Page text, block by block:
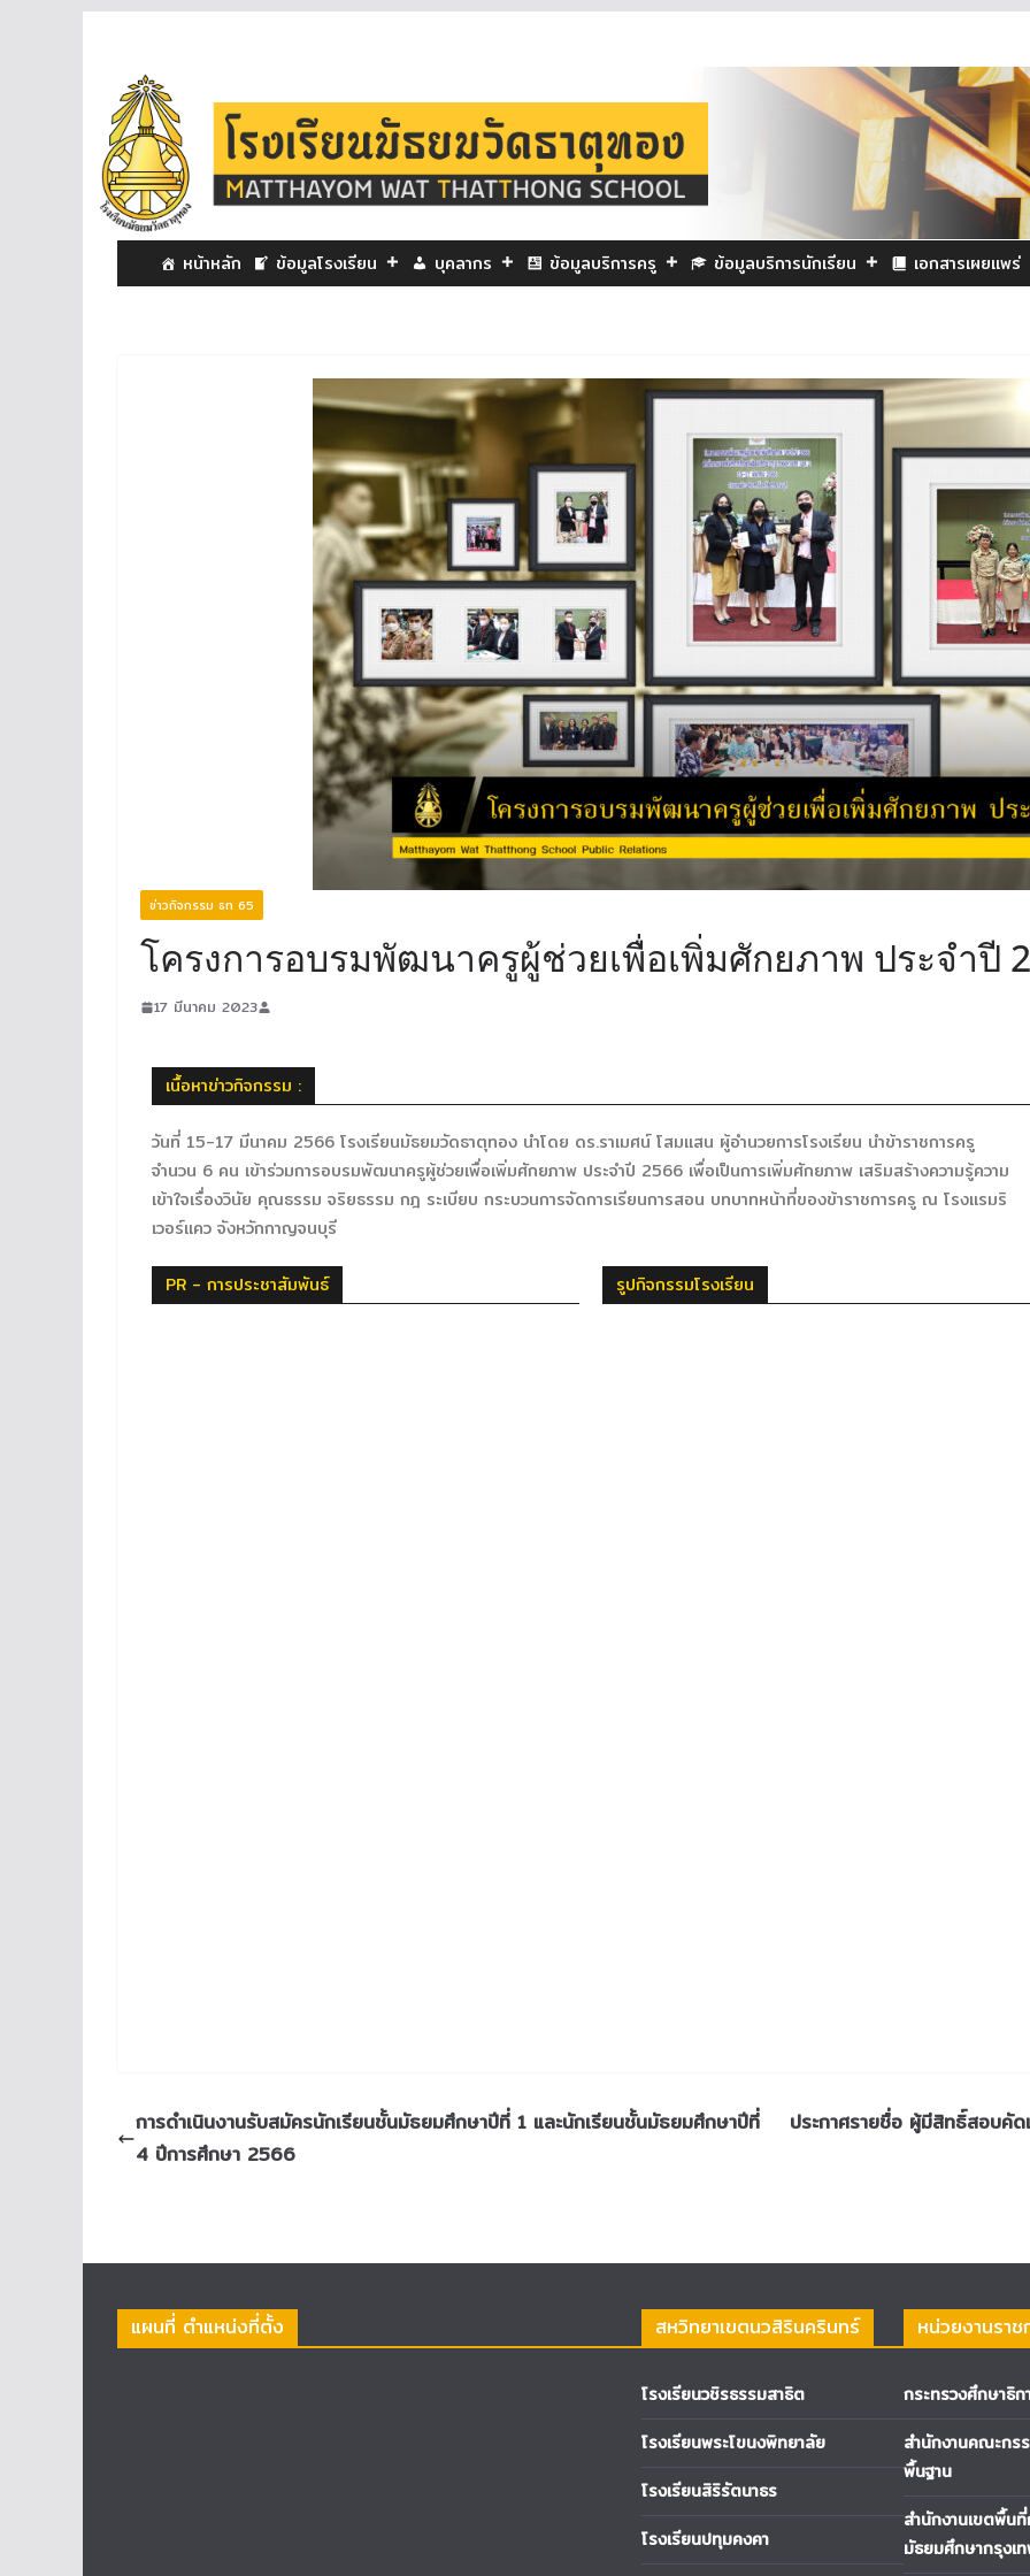
หน้าหลัก ข้อมูลโรงเรียน บุคลากร ข้อมูลบริการครู ข้อมูลบริการนักเรียน เอกสารเผยแพร่
ข่าวกิจกรรม ธท 65
โครงการอบรมพัฒนาครูผู้ช่วยเพื่อเพิ่มศักยภาพ ประจำปี
17 มีนาคม 2023
เนื้อหาข่าวกิจกรรม :
วันที่ 15-17 มีนาคม 2566 โรงเรียนมัธยมวัดธาตุทอง นำโดย ดร.ราเมศน์ โสมแสน ผู้อำนวยการโรงเรียน นำข้าราชการครู
จำนวน 6 คน เข้าร่วมการอบรมพัฒนาครูผู้ช่วยเพื่อเพิ่มศักยภาพ ประจำปี 2566 เพื่อเป็นการเพิ่มศักยภาพ เสริมสร้างความรู้ความ
เข้าใจเรื่องวินัย คุณธรรม จริยธรรม กฎ ระเบียบ กระบวนการจัดการเรียนการสอน บทบาทหน้าที่ของข้าราชการครู ณ โรงแรมริ
เวอร์แคว จังหวักกาญจนบุรี
PR - การประชาสัมพันธ์ รูปกิจกรรมโรงเรียน
การดำเนินงานรับสมัครนักเรียนชั้นมัธยมศึกษาปีที่ 1 และนักเรียนชั้นมัธยมศึกษาปีที่
4 ปีการศึกษา 2566
ประกาศรายชื่อ ผู้มีสิทธิ์สอบคั
แผนที่ ตำแหน่งที่ตั้ง สหวิทยาเขตนวสิรินครินทร์
โรงเรียนวชิรธรรมสาธิต
โรงเรียนพระโขนงพิทยาลัย
โรงเรียนสิริรัตนาธร
โรงเรียนปทุมคงคา
หน่วยงานราช
กระทรวงศึกษาธิก
สำนักงานคณะกร
พื้นฐาน
สำนักงานเขตพื้น
มัธยมศึกษากรุงเ